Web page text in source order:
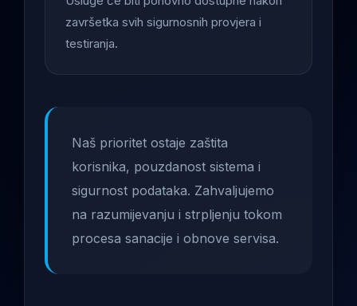
završetka svih sigurnosnih provjera i
testiranja.
Naš prioritet ostaje zaštita
korisnika, pouzdanost sistema i
sigurnost podataka. Zahvaljujemo
na razumijevanju i strpljenju tokom
procesa sanacije i obnove servisa.